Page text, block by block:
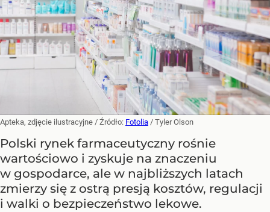
Apteka, zdjęcie ilustracyjne / Źródło: Fotolia / Tyler Olson
Polski rynek farmaceutyczny rośnie
wartościowo i zyskuje na znaczeniu
w gospodarce, ale w najbliższych latach
zmierzy się z ostrą presją kosztów, regulacji
i walki o bezpieczeństwo lekowe.